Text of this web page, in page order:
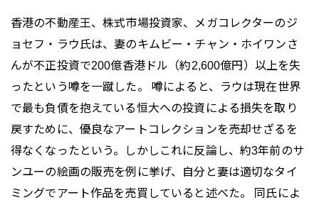
香港の不動産王、株式市場投資家、メガコレクターのジ
ョセフ・ラウ氏は、妻のキムビー・チャン・ホイワンさ
んが不正投資で200億香港ドル（約2,600億円）以上を失
ったという噂を一蹴した。 噂によると、ラウは現在世界
で最も負債を抱えている恒大への投資による損失を取り
戻すために、優良なアートコレクションを売却せざるを
得なくなったという。しかしこれに反論し、約3年前のサ
ンユーの絵画の販売を例に挙げ、自分と妻は適切なタイ
ミングでアート作品を売買していると述べた。 同氏によ